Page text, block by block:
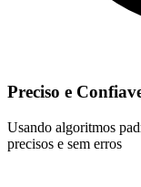
Preciso e
Usando algoritmos
precisos e sem erros